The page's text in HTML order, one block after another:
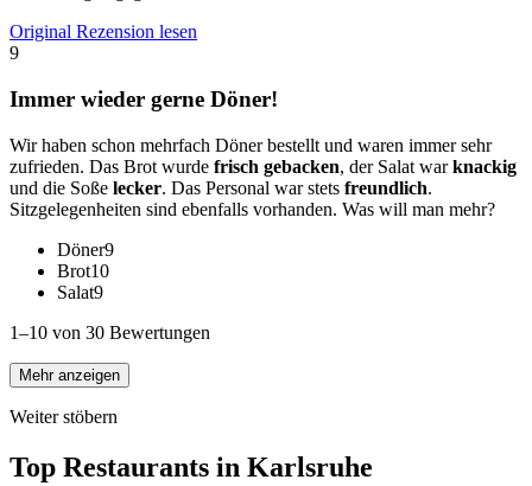
Original Rezension lesen
9
Immer wieder gerne Döner!
Wir haben schon mehrfach Döner bestellt und waren immer sehr
zufrieden. Das Brot wurde frisch gebacken, der Salat warknackig
und die Soße lecker. Das Personal war stets freundlich.
Sitzgelegenheiten sind ebenfalls vorhanden. Was will man mehr?
Döner9
Brot10
Salat9
1–10 von 30 Bewertungen
Mehr anzeigen
Weiter stöbern
Top Restaurants in Karlsruhe